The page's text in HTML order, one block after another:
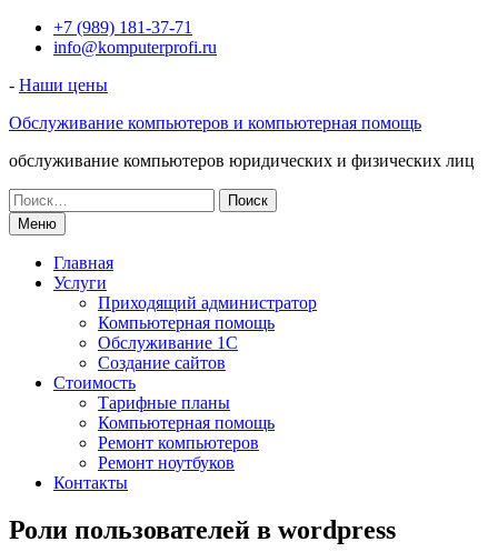
Перейти+7 (989) 181-37-71
info@komputerprofi.ru
- Наши цены
Обслуживание компьютеров и компьютерная помощь
обслуживание компьютеров юридических и физических лиц
Искать:
Меню
Главная
Услуги
Приходящий администратор
Компьютерная помощь
Обслуживание 1С
Создание сайтов
Стоимость
Тарифные планы
Компьютерная помощь
Ремонт компьютеров
Ремонт ноутбуков
Контакты
Роли пользователей в wordpress